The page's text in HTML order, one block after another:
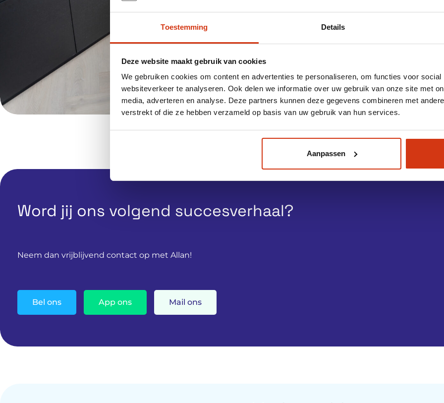
Toestemming Details
Deze website maakt gebruik van cookies
We gebruiken cookies om content en advertenties te personaliseren, om functies voor
websiteverkeer te analyseren. Ook delen we informatie over uw gebruik van onze site met
media, adverteren en analyse. Deze partners kunnen deze gegevens combineren met
verstrekt of die ze hebben verzameld op basis van uw gebruik van hun services.
Aanpassen
Word jij ons volgend succesverhaal?
Neem dan vrijblijvend contact op met Allan!
Bel ons App ons Mail ons